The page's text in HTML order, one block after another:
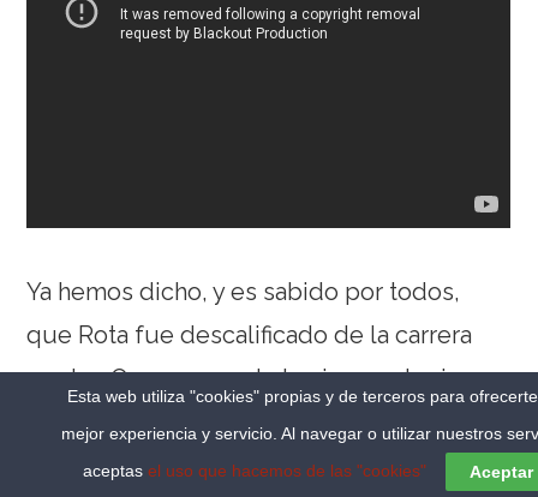
Ya hemos dicho, y es sabido por todos,
que Rota fue descalificado de la carrera
por los Oscars cuando los jueces tuvieron
conocimiento de la procedencia del tema
de amor. La candidatura de Rota fue
Esta web utiliza "cookies" propias y de terceros para
mejor experiencia y servicio. Al navegar o utilizar nuestros
aceptas el uso que hacemos de las "cookies" Aceptar